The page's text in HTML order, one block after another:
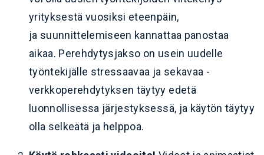
yrityksestä vuosiksi eteenpäin,
ja suunnittelemiseen kannattaa panostaa
aikaa. Perehdytysjakso on usein uudelle
työntekijälle stressaavaa ja sekavaa -
verkkoperehdytyksen täytyy edetä
luonnollisessa järjestyksessä, ja käytön täytyy
olla selkeätä ja helppoa.